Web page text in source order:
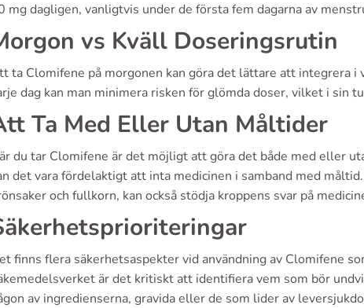
mg dagligen, vanligtvis under de första fem dagarna av
vs Kväll Doseringsrutin
ta Clomifene på morgonen kan göra det lättare att integrera i
dag kan man minimera risken för glömda doser, vilket i sin
Ta Med Eller Utan Måltider
du tar Clomifene är det möjligt att göra det både med eller
det vara fördelaktigt att inta medicinen i samband med
och fullkorn, kan också stödja kroppens svar på
finns flera säkerhetsaspekter vid användning av Clomifene
är det kritiskt att identifiera vem som bör
av ingredienserna, gravida eller de som lider av